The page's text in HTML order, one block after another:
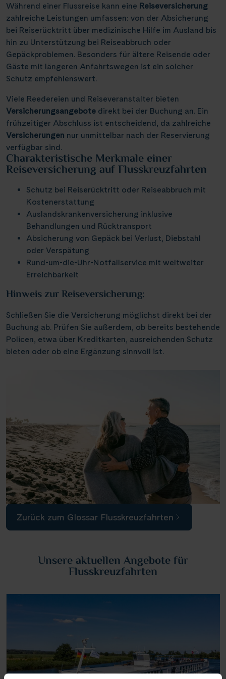
Infos
Kontakt
Reisekalender
Reisekataloge
Newsletter
Kundenlogin
Agenturbereich
WhatsApp Hotline +49 30 346 456 950
Während einer Flussreise kann eine Reiseversicherung
zahlreiche Leistungen umfassen: von der Absicherung
bei Reiserücktritt über medizinische Hilfe im Ausland bis
hin zu Unterstützung bei Reiseabbruch oder
Gepäckproblemen. Besonders für ältere Reisende oder
Gäste mit längeren Anfahrtswegen ist ein solcher
Schutz empfehlenswert.
Viele Reedereien und Reiseveranstalter bieten
Versicherungsangebote direkt bei der Buchung an. Ein
frühzeitiger Abschluss ist entscheidend, da zahlreiche
Versicherungen nur unmittelbar nach der Reservierung
verfügbar sind.
Charakteristische Merkmale einer
Reiseversicherung auf Flusskreuzfahrten
Schutz bei Reiserücktritt oder Reiseabbruch mit
Kostenerstattung
Auslandskrankenversicherung inklusive
Behandlungen und Rücktransport
Absicherung von Gepäck bei Verlust, Diebstahl
oder Verspätung
Rund-um-die-Uhr-Notfallservice mit weltweiter
Erreichbarkeit
Hinweis zur Reiseversicherung:
Schließen Sie die Versicherung möglichst direkt bei der
Buchung ab. Prüfen Sie außerdem, ob bereits bestehende
Policen, etwa über Kreditkarten, ausreichenden Schutz
bieten oder ob eine Ergänzung sinnvoll ist.
Zurück zum Glossar Flusskreuzfahrten
Unsere aktuellen Angebote für
Flusskreuzfahrten
Schottland(3)
Serbien(2)
Slowakei
Ungarn(7)
Asien(24)
Havel, Peene & Hunte(20)
Main & Main-Donau-Kanal (11)
Oder, Ostsee, Nord-Ostsee-Kanal (16)
Oder, Ostsee, Peene (2)
Rhein (84)
Rhône & Saône
Seine, Oise & Schelde
Spree (5)
Weser, Ems & Hunte(1)
Weser, Ems-/ Mittellandkanal
Thurgau Chopin(35)
Thurgau Ganga Vilas
Thurgau Gold(18)
Thurgau Prestige
Thurgau Saxonia (26)
Voyage (5)
Naturreise (21)
Rad und Schiff
Rhein in Flammen (6)
Silvester
Tanzreise(1)
Tulpenblüte(8)
Velo und Schiff(2)
Weihnachten(1)
Kreidefelsen Étretat(4)
Kölner Dom(9)
Loreley, Romantischer Rhein
Nord-Ostsee-Kanal(3)
Pont d’Avignon(5)
Porta Nigra
Reichsburg Cochem (10)
Schiffshebewerk Niederfinow
Schiffshebewerk Scharnebeck(6)
Schloss Heidelberg(6)
Schloss Sanssouci
Schloss Schönbrunn
Schlögener Schlinge(2)
Stift Melk(7)
Wasserstrassenkreuz Magdeburg
Lyon (4)
Münster(1)
Nancy
Nürnberg(2)
Paris(5)
Passau (1)
Porto (8)
Potsdam (1)
Saarbrücken(5)
Stralsund(4)
Stuttgart(1)
Valence(1)
Würzburg (2)
Speyer(1)
Bonn(1)